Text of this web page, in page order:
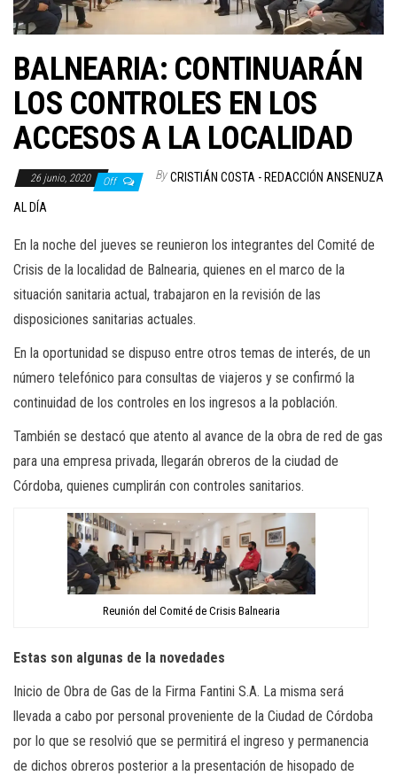
BALNEARIA: CONTINUARÁN
LOS CONTROLES EN LOS
ACCESOS A LA LOCALIDAD
26 junio, 2020 Off By CRISTIÁN COSTA - REDACCIÓN ANSENUZA
AL DÍA
En la noche del jueves se reunieron los integrantes del Comité de
Crisis de la localidad de Balnearia, quienes en el marco de la
situación sanitaria actual, trabajaron en la revisión de las
disposiciones sanitarias actuales.
En la oportunidad se dispuso entre otros temas de interés, de un
número telefónico para consultas de viajeros y se confirmó la
continuidad de los controles en los ingresos a la población.
También se destacó que atento al avance de la obra de red de gas
para una empresa privada, llegarán obreros de la ciudad de
Córdoba, quienes cumplirán con controles sanitarios.
Reunión del Comité de Crisis Balnearia
Estas son algunas de la novedades
Inicio de Obra de Gas de la Firma Fantini S.A. La misma será
llevada a cabo por personal proveniente de la Ciudad de Córdoba
por lo que se resolvió que se permitirá el ingreso y permanencia
de dichos obreros posterior a la presentación de hisopado de